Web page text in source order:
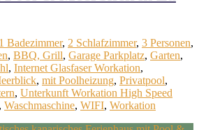
1 Badezimmer, 2 Schlafzimmer, 3 Personen,
, BBQ, Grill, Garage Parkplatz, Garten,
, Internet Glasfaser Workation,
, mit Poolheizung, Privatpool,
, Unterkunft Workation High Speed
, Waschmaschine, WIFI, Workation